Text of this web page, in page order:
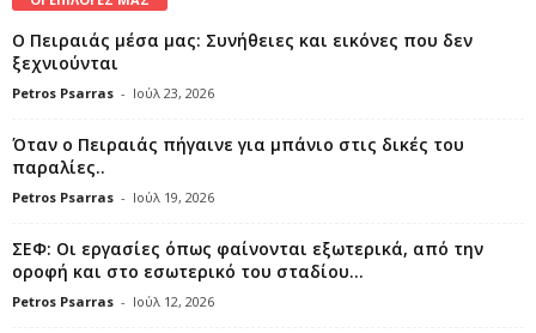
Ο Πειραιάς μέσα μας: Συνήθειες και εικόνες που δεν
ξεχνιούνται
Petros Psarras - Ιούλ 23, 2026
Όταν ο Πειραιάς πήγαινε για μπάνιο στις δικές του
παραλίες..
Petros Psarras - Ιούλ 19, 2026
ΣΕΦ: Οι εργασίες όπως φαίνονται εξωτερικά, από την
οροφή και στο εσωτερικό του σταδίου...
Petros Psarras - Ιούλ 12, 2026